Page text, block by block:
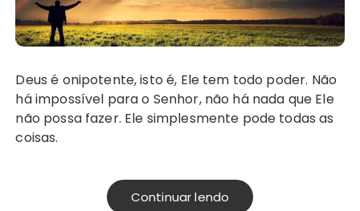
Deus é onipotente, isto é, Ele tem todo poder. Não
há impossível para o Senhor, não há nada que Ele
não possa fazer. Ele simplesmente pode todas as
coisas.
Continuar lendo